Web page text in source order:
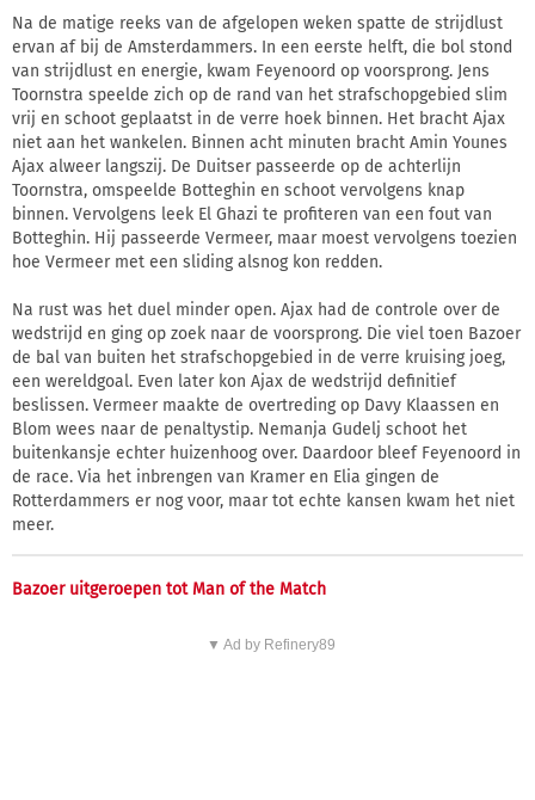
Na de matige reeks van de afgelopen weken spatte de strijdlust
ervan af bij de Amsterdammers. In een eerste helft, die bol stond
van strijdlust en energie, kwam Feyenoord op voorsprong. Jens
Toornstra speelde zich op de rand van het strafschopgebied slim
vrij en schoot geplaatst in de verre hoek binnen. Het bracht Ajax
niet aan het wankelen. Binnen acht minuten bracht Amin Younes
Ajax alweer langszij. De Duitser passeerde op de achterlijn
Toornstra, omspeelde Botteghin en schoot vervolgens knap
binnen. Vervolgens leek El Ghazi te profiteren van een fout van
Botteghin. Hij passeerde Vermeer, maar moest vervolgens toezien
hoe Vermeer met een sliding alsnog kon redden.
Na rust was het duel minder open. Ajax had de controle over de
wedstrijd en ging op zoek naar de voorsprong. Die viel toen Bazoer
de bal van buiten het strafschopgebied in de verre kruising joeg,
een wereldgoal. Even later kon Ajax de wedstrijd definitief
beslissen. Vermeer maakte de overtreding op Davy Klaassen en
Blom wees naar de penaltystip. Nemanja Gudelj schoot het
buitenkansje echter huizenhoog over. Daardoor bleef Feyenoord in
de race. Via het inbrengen van Kramer en Elia gingen de
Rotterdammers er nog voor, maar tot echte kansen kwam het niet
meer.
Bazoer uitgeroepen tot Man of the Match
▼ Ad by Refinery89